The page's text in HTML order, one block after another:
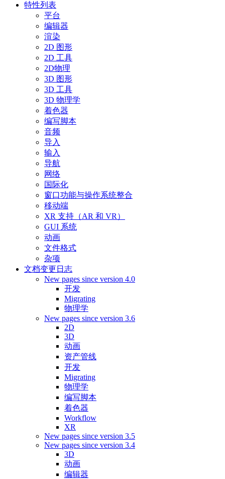
特性列表
平台
编辑器
渲染
2D 图形
2D 工具
2D物理
3D 图形
3D 工具
3D 物理学
着色器
编写脚本
音频
导入
输入
导航
网络
国际化
窗口功能与操作系统整合
移动端
XR 支持（AR 和 VR）
GUI 系统
动画
文件格式
杂项
文档变更日志
New pages since version 4.0
开发
Migrating
物理学
New pages since version 3.6
2D
3D
动画
资产管线
开发
Migrating
物理学
编写脚本
着色器
Workflow
XR
New pages since version 3.5
New pages since version 3.4
3D
动画
编辑器